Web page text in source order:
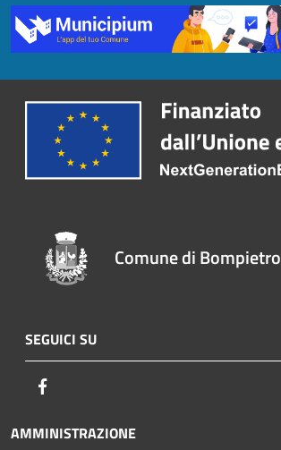
Comune di Bompietro
SEGUICI SU
AMMINISTRAZIONE